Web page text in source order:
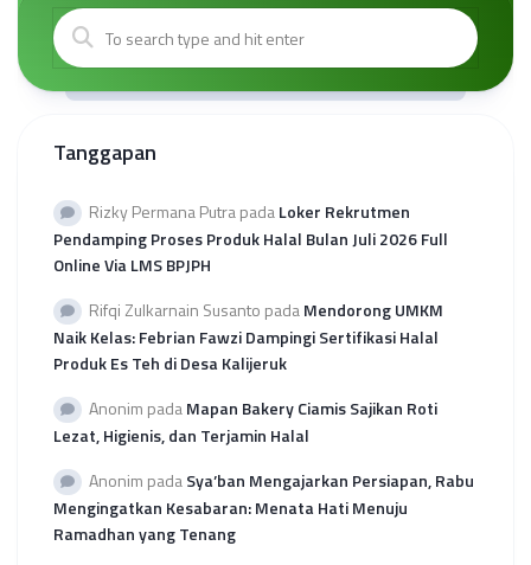
Tanggapan
Rizky Permana PutrapadaLoker Rekrutmen
Pendamping Proses Produk Halal Bulan Juli 2026 Full
Online Via LMS BPJPH
Rifqi Zulkarnain Susanto padaMendorong UMKM
Naik Kelas: Febrian Fawzi Dampingi Sertifikasi Halal
Produk Es Teh di Desa Kalijeruk
Anonim padaMapan Bakery Ciamis Sajikan Roti
Lezat, Higienis, dan Terjamin Halal
Anonim padaSya’ban Mengajarkan Persiapan, Rabu
Mengingatkan Kesabaran: Menata Hati Menuju
Ramadhan yang Tenang